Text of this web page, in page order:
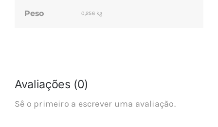
Peso 0,256 kg
Avaliações (0)
Sê o primeiro a escrever uma avaliação.